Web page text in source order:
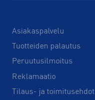
Asiakaspalvelu
Tuotteiden palautus
Peruutusilmoitus
Reklamaatio
Tilaus- ja toimitusehdot